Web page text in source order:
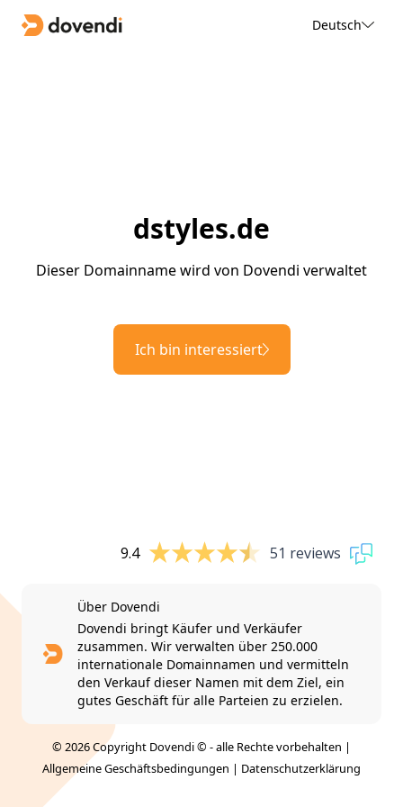
Deutsch
dstyles.de
Dieser Domainname wird von Dovendi verwaltet
Ich bin interessiert
9.4 51 reviews
Über Dovendi
Dovendi bringt Käufer und Verkäufer
zusammen. Wir verwalten über 250.000
internationale Domainnamen und vermitteln
den Verkauf dieser Namen mit dem Ziel, ein
gutes Geschäft für alle Parteien zu erzielen.
© 2026 Copyright Dovendi © - alle Rechte vorbehalten |
Allgemeine Geschäftsbedingungen | Datenschutzerklärung